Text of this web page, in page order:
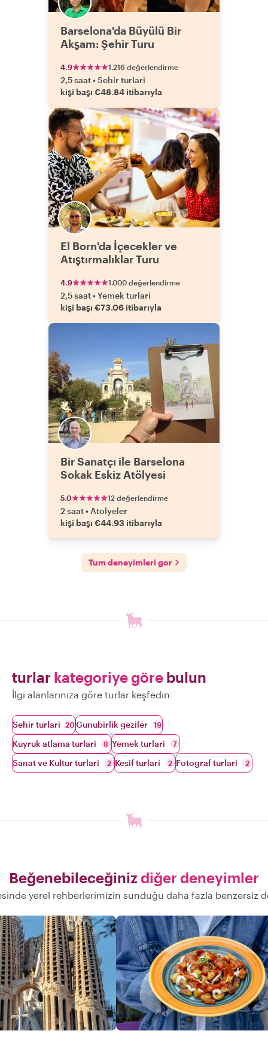
Barselona'da Büyülü Bir
Akşam: Şehir Turu
4.9 1.216 değerlendirme
2,5 saat•Sehir turlari
kişi başı €48.84 itibarıyla
El Born'da İçecekler ve
Atıştırmalıklar Turu
4.9 1.000 değerlendirme
2,5 saat•Yemek turlari
kişi başı €73.06 itibarıyla
Bir Sanatçı ile Barselona
Sokak Eskiz Atölyesi
5.0 12 değerlendirme
2 saat• Atolyeler
kişi başı €44.93 itibarıyla
Tum deneyimleri gor
turlar kategoriye göre bulun
İlgi alanlarınıza göre turlar keşfedin
Sehir turlari 20Gunubirlik geziler 19
Kuyruk atlama turlari 8 Yemek turlari 7
Sanat ve Kultur turlari 2 Kesif turlari 2 Fotograf turlari 2
Beğenebileceğinizdiğer deneyimler
yerel rehberlerimizin sunduğu daha fazla benzersiz